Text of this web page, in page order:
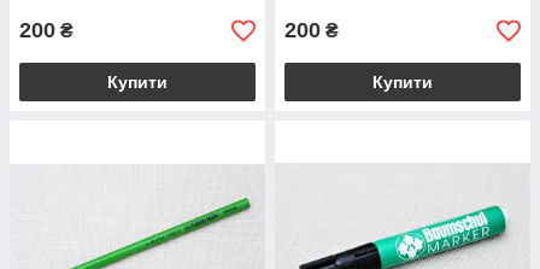
200 ₴
Купити
200 ₴
Купити